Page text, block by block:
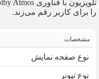
را برای کاربر رقم می‌زند.
مشخصات
نوع صفحه نمایش
نوع تيونر